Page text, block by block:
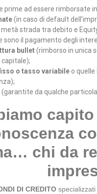
prime ad essere rimborsate
(in caso di default
metà strada tra debito e
sono il pagamento degli
bullet(rimborso in unica
o tasso variabile o quelle
(garantite da qualche
chi da
DI CREDITO